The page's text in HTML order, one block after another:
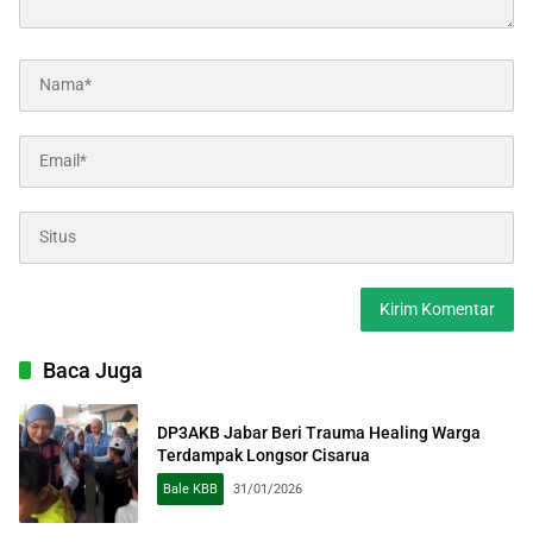
Baca Juga
DP3AKB Jabar Beri Trauma Healing Warga
Terdampak Longsor Cisarua
Bale KBB 31/01/2026